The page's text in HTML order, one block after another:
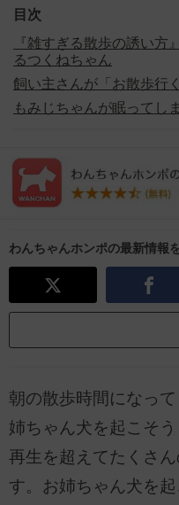
目次
『雑すぎる散歩の誘い方
るつくねちゃん
飼い主さんが「お散歩行
もみじちゃんが眠ってし
わんちゃんホンポの最新情報
朝の散歩時間になっ
姉ちゃん犬を起こそ
再生を超えてたくさ
す。お姉ちゃん犬を